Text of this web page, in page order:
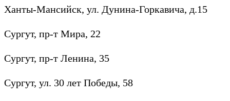
Ханты-Мансийск, ул. Дунина-Горкавича, д.15
Сургут, пр-т Мира, 22
Сургут, пр-т Ленина, 35
Сургут, ул. 30 лет Победы, 58